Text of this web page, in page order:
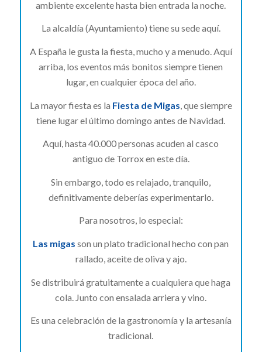
ambiente excelente hasta bien entrada la noche.
La alcaldía (Ayuntamiento) tiene su sede aquí.
A España le gusta la fiesta, mucho y a menudo. Aquí
arriba, los eventos más bonitos siempre tienen
lugar, en cualquier época del año.
La mayor fiesta es la Fiesta de Migas , que siempre
tiene lugar el último domingo antes de Navidad.
Aquí, hasta 40.000 personas acuden al casco
antiguo de Torrox en este día.
Sin embargo, todo es relajado, tranquilo,
definitivamente deberías experimentarlo.
Para nosotros, lo especial:
Las migas son un plato tradicional hecho con pan
rallado, aceite de oliva y ajo.
Se distribuirá gratuitamente a cualquiera que haga
cola. Junto con ensalada arriera y vino.
Es una celebración de la gastronomía y la artesanía
tradicional.